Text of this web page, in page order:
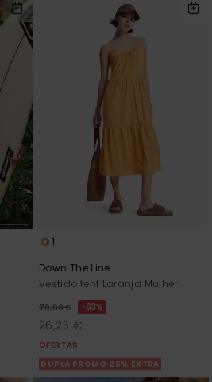
1
Down The Line
Vestido tent Laranja Mulher
70,00 € 63%
26,25 €
OFERTAS
DUPLA PROMO 25% EXTRA